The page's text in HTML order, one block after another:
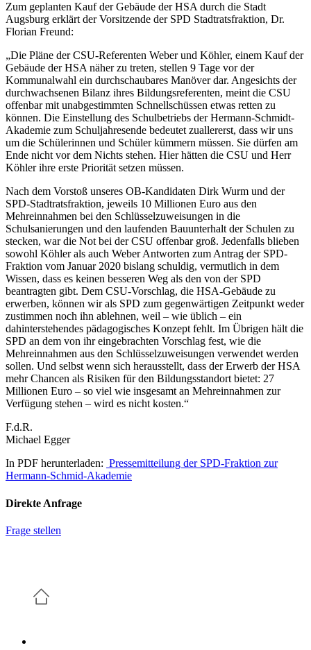
Zum geplanten Kauf der Gebäude der HSA durch die Stadt
Augsburg erklärt der Vorsitzende der SPD Stadtratsfraktion, Dr.
Florian Freund:
„Die Pläne der CSU-Referenten Weber und Köhler, einem Kauf der
Gebäude der HSA näher zu treten, stellen 9 Tage vor der
Kommunalwahl ein durchschaubares Manöver dar. Angesichts der
durchwachsenen Bilanz ihres Bildungsreferenten, meint die CSU
offenbar mit unabgestimmten Schnellschüssen etwas retten zu
können. Die Einstellung des Schulbetriebs der Hermann-Schmidt-
Akademie zum Schuljahresende bedeutet zuallererst, dass wir uns
um die Schülerinnen und Schüler kümmern müssen. Sie dürfen am
Ende nicht vor dem Nichts stehen. Hier hätten die CSU und Herr
Köhler ihre erste Priorität setzen müssen.
Nach dem Vorstoß unseres OB-Kandidaten Dirk Wurm und der
SPD-Stadtratsfraktion, jeweils 10 Millionen Euro aus den
Mehreinnahmen bei den Schlüsselzuweisungen in die
Schulsanierungen und den laufenden Bauunterhalt der Schulen zu
stecken, war die Not bei der CSU offenbar groß. Jedenfalls blieben
sowohl Köhler als auch Weber Antworten zum Antrag der SPD-
Fraktion vom Januar 2020 bislang schuldig, vermutlich in dem
Wissen, dass es keinen besseren Weg als den von der SPD
beantragten gibt. Dem CSU-Vorschlag, die HSA-Gebäude zu
erwerben, können wir als SPD zum gegenwärtigen Zeitpunkt weder
zustimmen noch ihn ablehnen, weil – wie üblich – ein
dahinterstehendes pädagogisches Konzept fehlt. Im Übrigen hält die
SPD an dem von ihr eingebrachten Vorschlag fest, wie die
Mehreinnahmen aus den Schlüsselzuweisungen verwendet werden
sollen. Und selbst wenn sich herausstellt, dass der Erwerb der HSA
mehr Chancen als Risiken für den Bildungsstandort bietet: 27
Millionen Euro – so viel wie insgesamt an Mehreinnahmen zur
Verfügung stehen – wird es nicht kosten.“
F.d.R.
Michael Egger
In PDF herunterladen: Pressemitteilung der SPD-Fraktion zur
Hermann-Schmid-Akademie
Direkte Anfrage
Frage stellen